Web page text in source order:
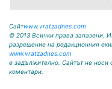
Сайтwww.vratzadnes.com
© 2013 Всички права запазени.
разрешение на редакционния
www.vratzadnes.com
е задължително. Сайтът не носи
коментари.